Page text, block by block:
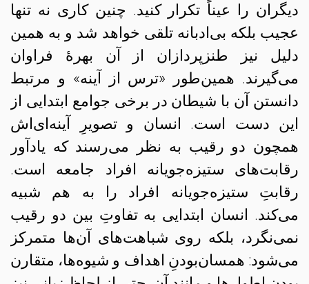
دیگران را عیناً تکرار کنید. چنین کاری نه تنها
عجیب بلکه بی‌ادبانه تلقی خواهد شد و به همین
دلیل نیز طنزپردازان از آن بهرهٔ فراوان
می‌گیرند. همین‌طور «ترس از آینه» و مرتبط
دانستن آن با شیطان در برخی جوامع ابتدایی از
این دست است. انسان و تصویرِ آینه‌‌ای‌اش
همچون دو رقیب به نظر می‌رسند که یادآور
رقابت‌های ستیزه‌جویانه افراد جامعه است.
رقابتِ ستیزه‌جویانه افراد را به هم شبیه
می‌کند. انسان ابتدایی به تفاوتِ بین دو رقیب
نمی‌نگرد، بلکه روی شباهت‌های آن‌ها متمرکز
می‌شود: همسان‌بودنِ اهداف و شیوه‌ها، متقارن